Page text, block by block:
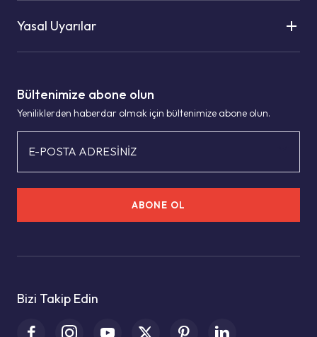
Bültenimize abone olun
Yeniliklerden haberdar olmak için bültenimize abone olun.
E-POSTA ADRESİNİZ
ABONE OL
Bizi Takip Edin
Yasal Uyarılar